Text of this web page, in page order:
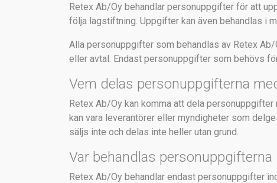
Retex Ab/Oy behandlar personuppgifter för att
följa lagstiftning. Uppgifter kan även behandlas i
Alla personuppgifter som behandlas av Retex
eller avtal. Endast personuppgifter som behövs
Vem delas personuppgifterna
Retex Ab/Oy kan komma att dela
kan vara leverantörer eller myndigheter som
säljs inte och delas inte heller utan grund.
Var behandlas personuppgifterna
Retex Ab/Oy behandlar endast personuppgifter